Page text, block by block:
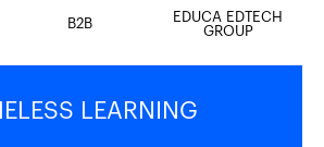
B2B
EDUCA EDTECH
GROUP
LEARNING